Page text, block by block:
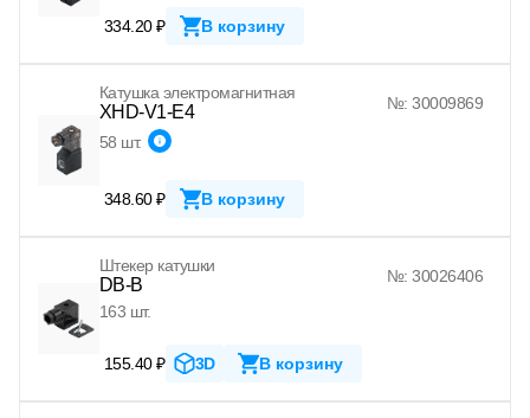
334.20 ₽ В корзину
Катушка электромагнитная
XHD-V1-E4 №: 30009869
58 шт.
348.60 ₽ В корзину
Штекер катушки
DB-B
№: 30026406
163 шт.
155.40 ₽ 3D В корзину